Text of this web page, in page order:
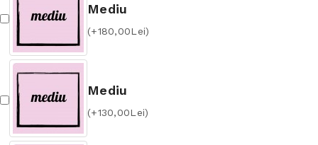
Mediu
(+180,00Lei)
Mediu
(+130,00Lei)